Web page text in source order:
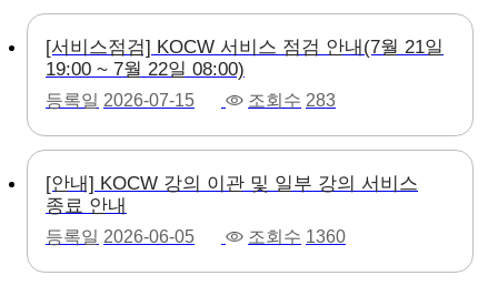
[서비스점검] KOCW 서비스 점검 안내(7월 21일
19:00 ~ 7월 22일 08:00)
등록일 2026-07-15 조회수 283
[안내] KOCW 강의 이관 및 일부 강의 서비스
종료 안내
등록일 2026-06-05 조회수 1360